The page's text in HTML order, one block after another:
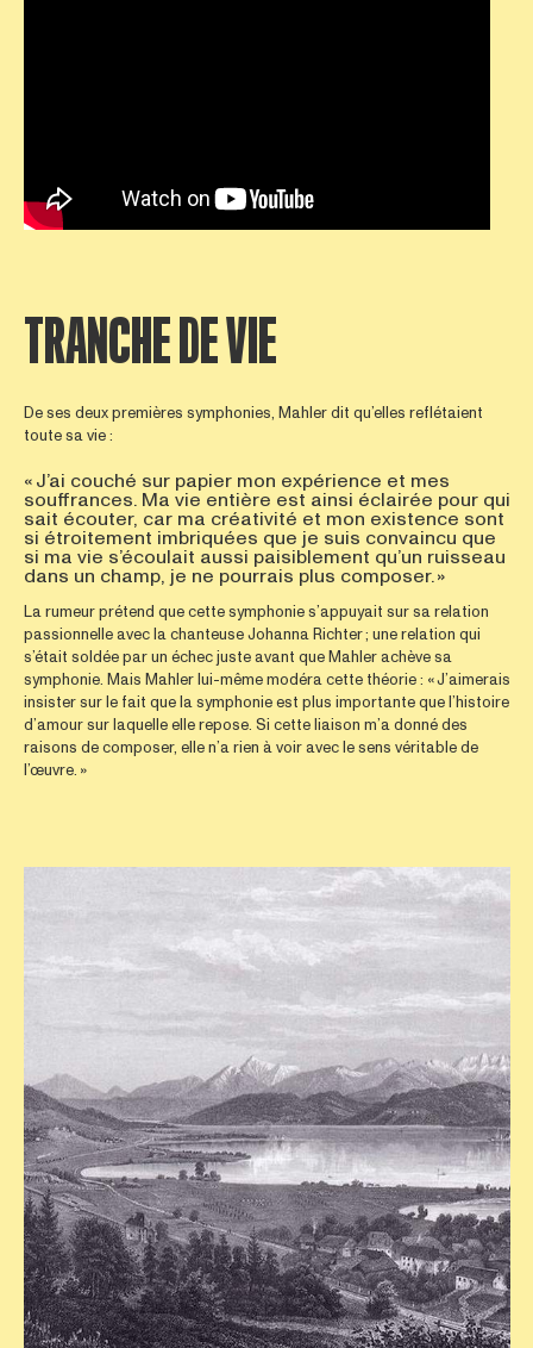
TRANCHE DE VIE
De ses deux premières symphonies, Mahler dit qu’elles reflétaient
toute sa vie :
« J’ai couché sur papier mon expérience et mes
souffrances. Ma vie entière est ainsi éclairée pour qui
sait écouter, car ma créativité et mon existence sont
si étroitement imbriquées que je suis convaincu que
si ma vie s’écoulait aussi paisiblement qu’un ruisseau
dans un champ, je ne pourrais plus composer. »
La rumeur prétend que cette symphonie s’appuyait sur sa relation
passionnelle avec la chanteuse Johanna Richter ; une relation qui
s’était soldée par un échec juste avant que Mahler achève sa
symphonie. Mais Mahler lui-même modéra cette théorie : « J’aimerais
insister sur le fait que la symphonie est plus importante que l’histoire
d’amour sur laquelle elle repose. Si cette liaison m’a donné des
raisons de composer, elle n’a rien à voir avec le sens véritable de
l’œuvre. »